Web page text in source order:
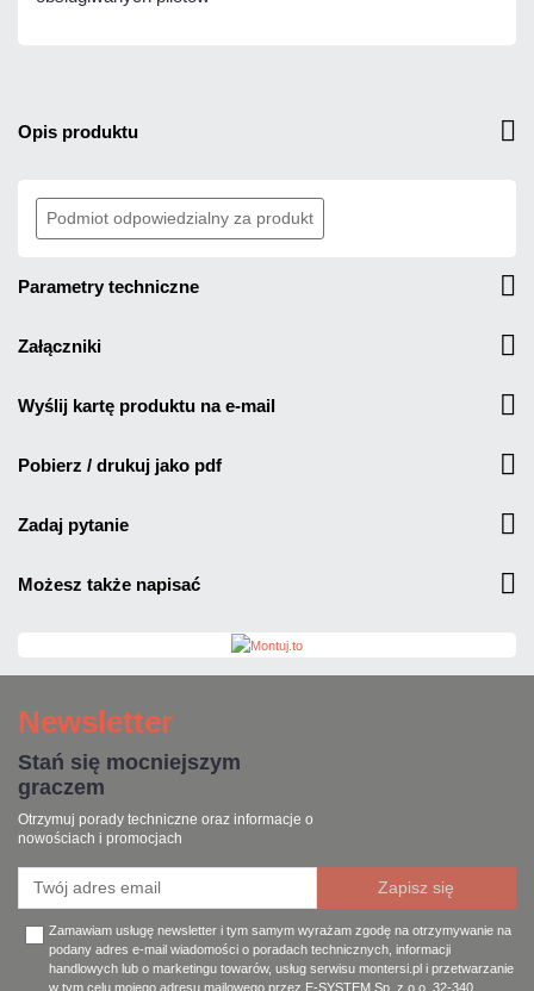
opis produktu
Podmiot odpowiedzialny za produkt
parametry techniczne
załączniki
wyślij kartę produktu na e-mail
pobierz / drukuj jako pdf
zadaj pytanie
możesz także napisać
Newsletter
Stań się mocniejszym
graczem
Otrzymuj porady techniczne oraz informacje o
nowościach i promocjach
Zamawiam usługę newsletter i tym samym wyrażam zgodę na otrzymywanie na
podany adres e-mail wiadomości o poradach technicznych, informacji
handlowych lub o marketingu towarów, usług serwisu montersi.pl i przetwarzanie
w tym celu mojego adresu mailowego przez E-SYSTEM Sp. z o.o. 32-340